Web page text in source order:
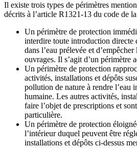
Il existe trois types de périmètres
décrits à l’article R1321-13 du code de
Un périmètre de protection
interdire toute introduction directe
dans l’eau prélevée et
ouvrages. Il s’agit d’un périmètre
Un périmètre de protection
activités, installations et dépôts
pollution de nature à rendre l’eau
humaine. Les autres activités,
faire l’objet de prescriptions et
particulière.
Un périmètre de protection
l’intérieur duquel peuvent être
installations et dépôts ci-dessus